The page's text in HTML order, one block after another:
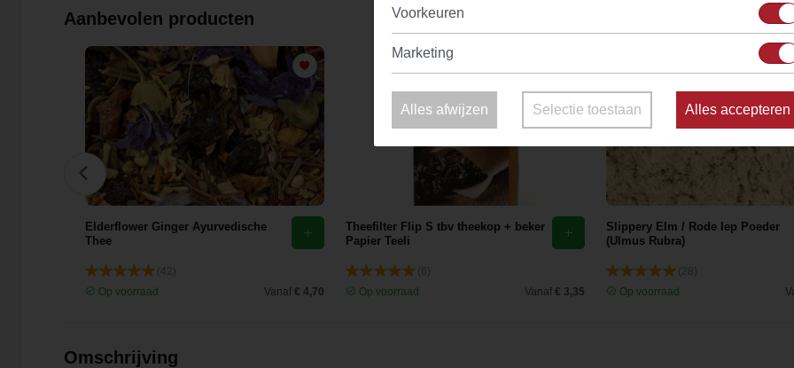
Aanbevolen producten
Elderflower Ginger Ayurvedische
Thee
Op voorraad
Vanaf € 4,70
Theefilter Flip S tbv theekop + beker
Papier Teeli
Op voorraad
Vanaf € 3,35
Slippery Elm / Rode Iep Poeder
(Ulmus Rubra)
Op voorraad
Omschrijving
Voorkeuren
Marketing
Alles afwijzen Selectie toestaan Alles accepteren